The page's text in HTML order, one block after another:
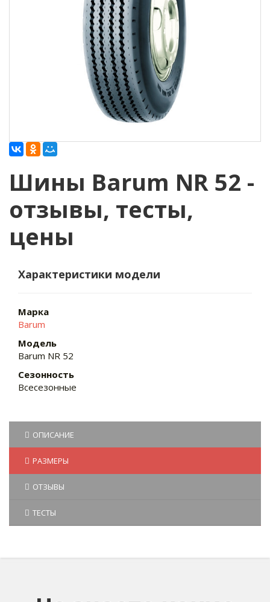
Шины Barum NR 52 -
отзывы, тесты,
цены
Характеристики модели
Марка
Barum
Модель
Barum NR 52
Сезонность
Всесезонные
ОПИСАНИЕ
РАЗМЕРЫ
ОТЗЫВЫ
ТЕСТЫ